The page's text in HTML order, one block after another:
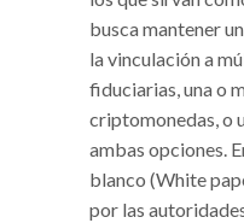
busca mantener
la vinculación a
fiduciarias, una o
criptomonedas, o
ambas opciones.
blanco (White
por las